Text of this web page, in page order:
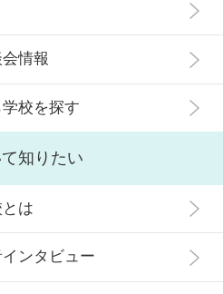
ています。 この記事では、通
にはどのような生徒が通っ
かや、通信制高校に向いてい
情報
校を探す
知りたい
は
ンタビュー